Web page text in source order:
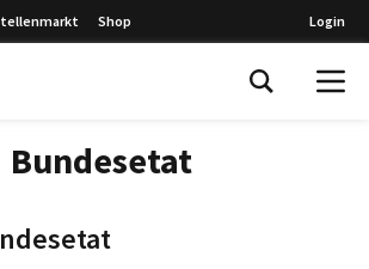
Shop Login
Bundesetat